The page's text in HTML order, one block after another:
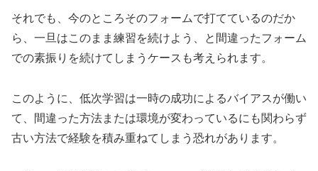
それでも、今のところそのフォームで打てているのだか
ら、一旦はこのまま練習を続けよう、と間違ったフォーム
での素振りを続けてしまうケースも考えられます。
このように、低次学習は一時の成功によるバイアスが働い
て、間違った方法または環境が変わっているにも関わらず
古い方法で経験を積み重ねてしまう恐れがあります。